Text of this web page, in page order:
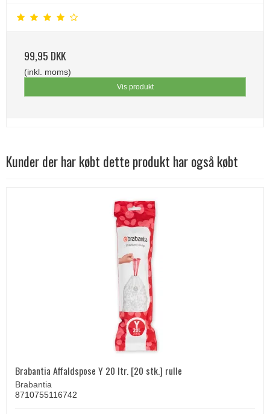
99,95 DKK
(inkl. moms)
Vis produkt
Kunder der har købt dette produkt har også købt
Brabantia Affaldspose Y 20 ltr. [20 stk.] rulle
Brabantia
8710755116742